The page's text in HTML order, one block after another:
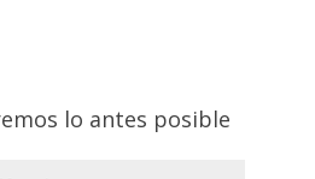
lo antes posible